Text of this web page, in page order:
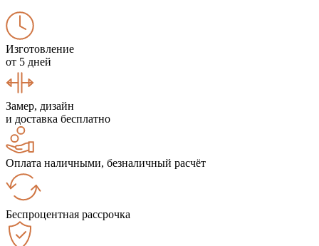
Изготовление
от 5 дней
Замер, дизайн
и доставка бесплатно
Оплата наличными, безналичный расчёт
Беспроцентная рассрочка